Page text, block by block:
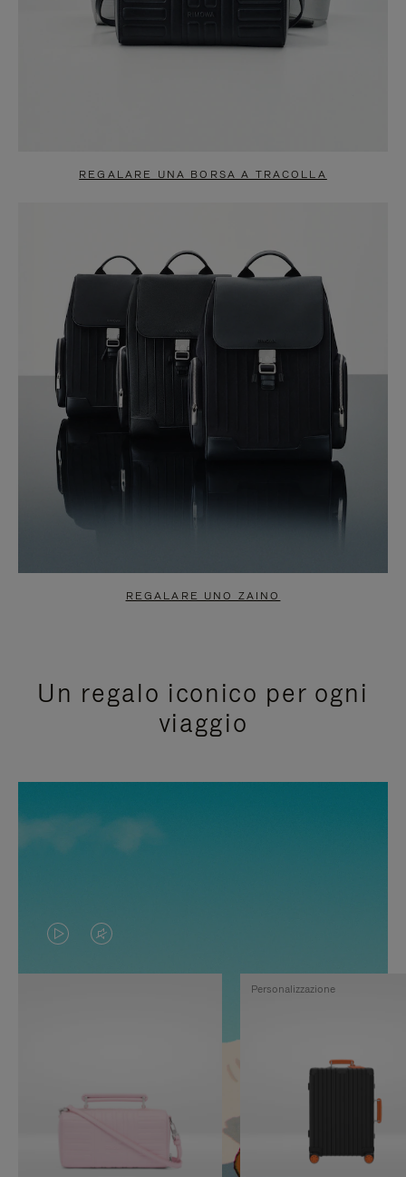
REGALARE UNA BORSA A TRACOLLA
REGALARE UNO ZAINO
Un regalo iconico per ogni
viaggio
IL
VIDEO
PAUSA,
PREMERE
IL
VIDEO
SILENZIATO,
ATTIVARE
Personalizzazione